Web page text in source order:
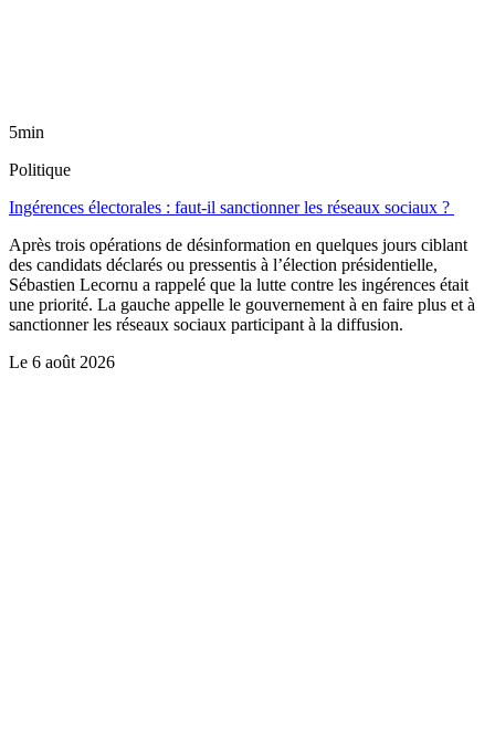
5min
Politique
Ingérences électorales : faut-il sanctionner les réseaux sociaux ?
Après trois opérations de désinformation en quelques jours ciblant
des candidats déclarés ou pressentis à l’élection présidentielle,
Sébastien Lecornu a rappelé que la lutte contre les ingérences était
une priorité. La gauche appelle le gouvernement à en faire plus et à
sanctionner les réseaux sociaux participant à la diffusion.
Le 6 août 2026